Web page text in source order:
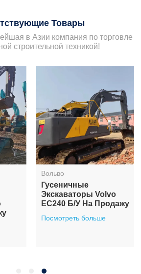
Товары
в Азии компания по торговле
строительной техникой!
Вольво
Гусеничные
Экскаваторы Volvo
EC240 Б/у На Продажу
Посмотреть больше